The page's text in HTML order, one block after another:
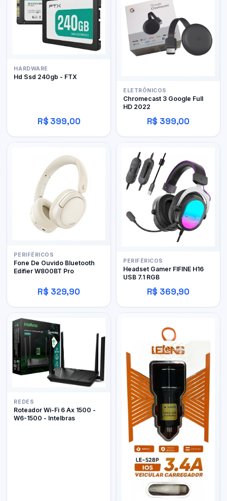
HARDWARE
Hd Ssd 240gb - FTX
R$ 399,00
ELETRÔNICOS
Chromecast 3 Google Full
HD 2022
R$ 399,00
PERIFÉRICOS
Fone De Ouvido Bluetooth
Edifier W800BT Pro
R$ 329,90
PERIFÉRICOS
Headset Gamer FIFINE H16
USB 7.1 RGB
R$ 369,90
REDES
Roteador Wi-Fi 6 Ax 1500 -
W6-1500 - Intelbras